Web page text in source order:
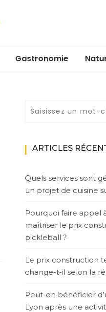
Gastronomie
ARTICLES
Quels services sont
un projet de cuisine
Pourquoi faire appel
maîtriser le prix
pickleball ?
Le prix construction
change-t-il selon la
Peut-on bénéficier
Lyon après une